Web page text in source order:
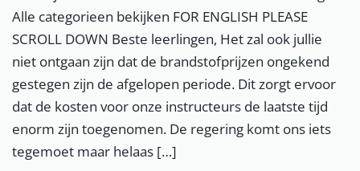
Alle categorieen bekijken FOR ENGLISH PLEASE
SCROLL DOWN Beste leerlingen, Het zal ook jullie
niet ontgaan zijn dat de brandstofprijzen ongekend
gestegen zijn de afgelopen periode. Dit zorgt ervoor
dat de kosten voor onze instructeurs de laatste tijd
enorm zijn toegenomen. De regering komt ons iets
tegemoet maar helaas […]